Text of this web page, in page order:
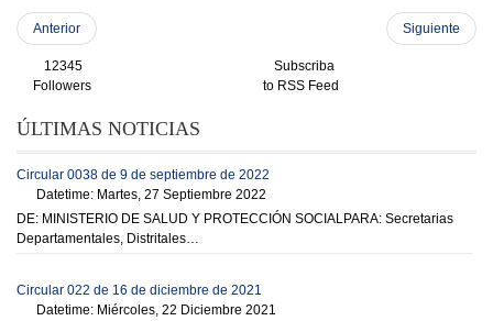
Anterior Siguiente
12345
Followers
Subscriba
to RSS Feed
ÚLTIMAS NOTICIAS
Circular 0038 de 9 de septiembre de 2022
Datetime: Martes, 27 Septiembre 2022
DE: MINISTERIO DE SALUD Y PROTECCIÓN SOCIALPARA: Secretarias
Departamentales, Distritales…
Circular 022 de 16 de diciembre de 2021
Datetime: Miércoles, 22 Diciembre 2021